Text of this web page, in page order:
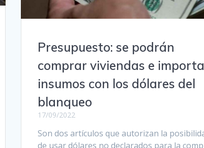
Presupuesto: se podrán
comprar viviendas e
insumos con los dólares del
blanqueo
17/09/2022
Son dos artículos que autorizan la
de usar dólares no declarados para la